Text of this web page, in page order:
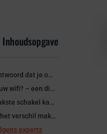
Inhoudsopgave
Vertrouw nooit een wachtwoord dat je oma nog weet
Wie zit er eigenlijk op jouw wifi? – een digitale wake-upcall
Waarom je router de zwakste schakel kan zijn
De instellingen die echt het verschil maken
experts